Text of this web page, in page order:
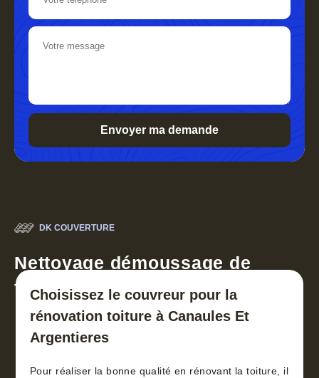
DK COUVERTURE
Nettoyage démoussage de
toiture 30
Choisissez le couvreur pour la
rénovation toiture à Canaules Et
Argentieres
Pour réaliser la bonne qualité en rénovant la toiture, il